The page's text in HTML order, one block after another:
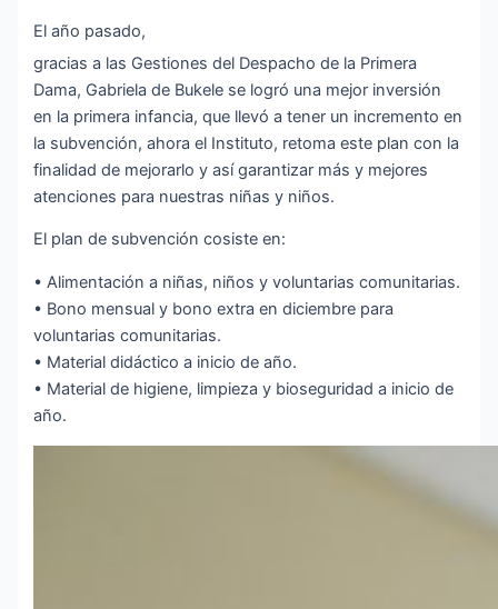
El año pasado,
gracias a las Gestiones del Despacho de la Primera
Dama, Gabriela de Bukele se logró una mejor inversión
en la primera infancia, que llevó a tener un incremento en
la subvención, ahora el Instituto, retoma este plan con la
finalidad de mejorarlo y así garantizar más y mejores
atenciones para nuestras niñas y niños.
El plan de subvención cosiste en:
• Alimentación a niñas, niños y voluntarias comunitarias.
• Bono mensual y bono extra en diciembre para
voluntarias comunitarias.
• Material didáctico a inicio de año.
• Material de higiene, limpieza y bioseguridad a inicio de
año.